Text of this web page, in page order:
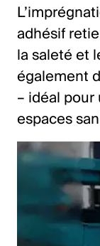
adhésif
la saleté et
également
– idéal
espaces